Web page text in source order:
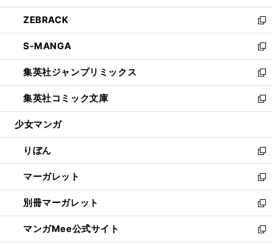
開
く
ウ
で
開
く
ン
ド
ウ
で
開
く
ウ
ィ
ン
ド
ウ
で
開
く
し
い
ウ
ィ
ン
ド
ウ
で
開
ZEBRACK
新
し
い
ウ
ィ
ン
ド
ウ
開
く
S-MANGA
新
し
い
ウ
ィ
ン
ウ
で
開
く
集英社ジャンプリミックス
新
し
い
ウ
ン
ド
ウ
で
開
く
集英社コミック文庫
新
し
ウ
ィ
ン
ド
ウ
で
開
く
少女マンガ
りぼん
新
し
い
ウ
ィ
ン
ド
ウ
マーガレット
新
し
い
ウ
ィ
ン
別冊マーガレット
新
し
い
ウ
マンガMee公式サイト
新